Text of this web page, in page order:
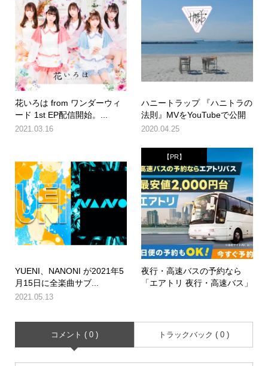
花いろは from ワンダーウィ
ード 1st EP配信開始。...
2021.03.16
ハニートラップ 『ハニトラの
法則』MVをYouTubeで公開
2020.04.25
YUENI、NANONI が2021年5
月15日に全楽曲サブ...
2021.05.13
【PR】
夜行・高速バスの予約なら
「エアトリ 夜行・高速バス」
コメント ( 0 ) トラックバック ( 0 )